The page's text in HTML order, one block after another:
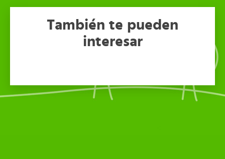
También te pueden
interesar